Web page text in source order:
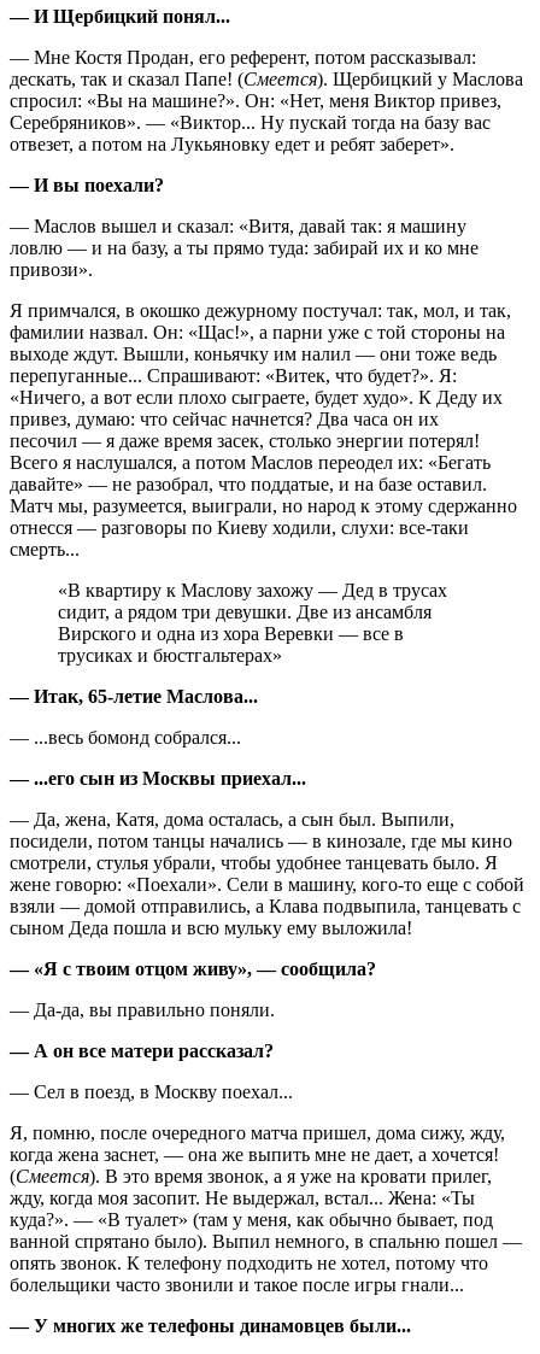
— И Щербицкий понял...
— Мне Костя Продан, его референт, потом рассказывал:
дескать, так и сказал Папе! (Смеется). Щербицкий у Маслова
спросил: «Вы на машине?». Он: «Нет, меня Виктор привез,
Серебряников». — «Виктор... Ну пускай тогда на базу вас
отвезет, а потом на Лукьяновку едет и ребят заберет».
— И вы поехали?
— Маслов вышел и сказал: «Витя, давай так: я машину
ловлю — и на базу, а ты прямо туда: забирай их и ко мне
привози».
Я примчался, в окошко дежурному постучал: так, мол, и так,
фамилии назвал. Он: «Щас!», а парни уже с той стороны на
выходе ждут. Вышли, коньячку им налил — они тоже ведь
перепуганные... Спрашивают: «Витек, что будет?». Я:
«Ничего, а вот если плохо сыграете, будет худо». К Деду их
привез, думаю: что сейчас начнется? Два часа он их
песочил — я даже время засек, столько энергии потерял!
Всего я наслушался, а потом Маслов переодел их: «Бегать
давайте» — не разобрал, что поддатые, и на базе оставил.
Матч мы, разумеется, выиграли, но народ к этому сдержанно
отнесся — разговоры по Киеву ходили, слухи: все-таки
смерть...
«В квартиру к Маслову захожу — Дед в трусах
сидит, а рядом три девушки. Две из ансамбля
Вирского и одна из хора Веревки — все в
трусиках и бюстгальтерах»
— Итак, 65-летие Маслова...
— ...весь бомонд собрался...
— ...его сын из Москвы приехал...
— Да, жена, Катя, дома осталась, а сын был. Выпили,
посидели, потом танцы начались — в кинозале, где мы кино
смотрели, стулья убрали, чтобы удобнее танцевать было. Я
жене говорю: «Поехали». Сели в машину, кого-то еще с собой
взяли — домой отправились, а Клава подвыпила, танцевать с
сыном Деда пошла и всю мульку ему выложила!
— «Я с твоим отцом живу», — сообщила?
— Да-да, вы правильно поняли.
— А он все матери рассказал?
— Сел в поезд, в Москву поехал...
Я, помню, после очередного матча пришел, дома сижу, жду,
когда жена заснет, — она же выпить мне не дает, а хочется!
(Сме­ется). В это время звонок, а я уже на кровати прилег,
жду, когда моя засопит. Не выдержал, встал... Жена: «Ты
куда?». — «В туалет» (там у меня, как обычно бывает, под
ванной спрятано было). Выпил немного, в спальню пошел —
опять звонок. К телефону подходить не хотел, потому что
болельщики часто звонили и такое после игры гнали...
— У многих же телефоны динамовцев были...